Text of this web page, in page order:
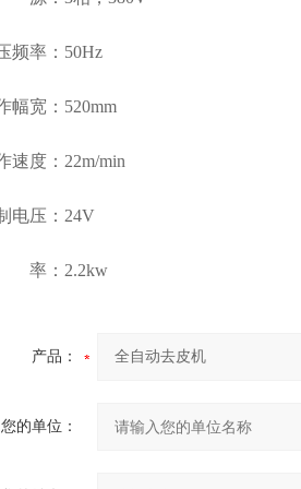
率：50Hz
宽：520mm
度：22m/min
压：24V
：2.2kw
产品：
您的单位：